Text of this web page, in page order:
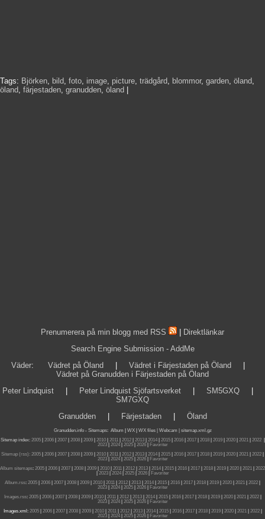
Tags: Björken, bild, foto, image, picture, trädgård, blommor, garden, öland,
öland, färjestaden, granudden, öland
Prenumerera på min blogg med RSS
Direktlänkar
Search Engine Submission - AddMe
Väder: Vädret på Öland Vädret i Färjestaden på Öland
Vädret på Granudden i Färjestaden på Öland
Peter Lindquist
Peter Lindquist Sjöfartsverket SM5GXQ
SM7GXQ
Granudden| Färjestaden| Öland
Granudden.info- Sitemaps: Album WX WX files | Webcam |
sitemap.xml.gz
Sitemap index: 2005| 2006| 2007| 2008| 2009| 2010| 2011| 2012| 2013| 2014| 2015| 2016| 2017| 2018| 2019| 2020| 2021| 2022|
2023| 2024| 2025| 2026|
Favoriter
Sitemap (rss): 2005 2006 2007 2008 2009 2010 2011 2012 2013 2014 2015 2016 2017 2018 2019 2020 2021 2022
2023| 2024| 2025| 2026|
Favoriter
Album sitemaps: 2005 2006 2007 2008 2009 2010 2011 2012 2013 2014 2015 2016 2017 2018 2019 2020 2021
2022
2023| 2024| 2025| 2026|
Favoriter
Album.rss: 2005 2006 2007 2008 2009 2010 2011 2012 2013 2014 2015 2016 2017 2018 2019 2020 2021 2022
2023| 2024| 2025| 2026|
Favoriter
Images.rss: 2005| 2006| 2007| 2008| 2009| 2010| 2011| 2012| 2013| 2014| 2015| 2016| 2017| 2018| 2019| 2020| 2021| 2022|
2023| 2024| 2025| 2026|
Favoriter
Images.xml: 2005| 2006| 2007| 2008| 2009| 2010| 2011| 2012| 2013| 2014| 2015| 2016| 2017| 2018| 2019| 2020| 2021| 2022|
2023| 2024| 2025| 2026|
Favoriter